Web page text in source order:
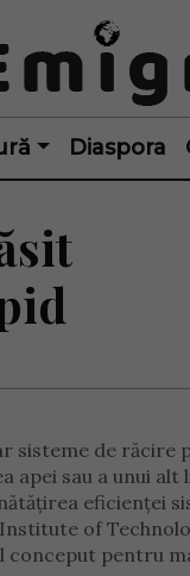
Diaspora
sisteme de răcire
apei sau a unui alt
eficienței
of
conceput pentru